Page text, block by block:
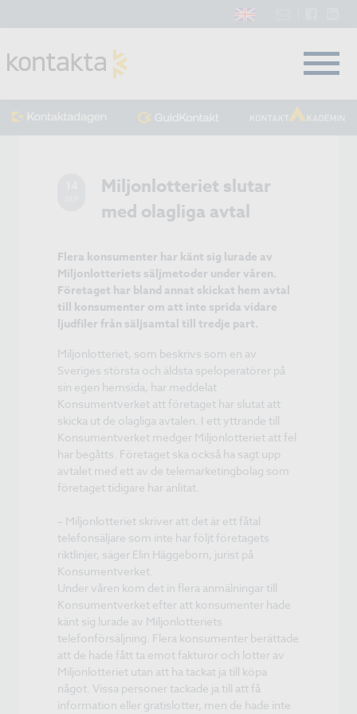
Miljonlotteriet slutar
med olagliga avtal
Flera konsumenter har känt sig lurade av
Miljonlotteriets säljmetoder under våren.
Företaget har bland annat skickat hem avtal
till konsumenter om att inte sprida vidare
ljudfiler från säljsamtal till tredje part.
Miljonlotteriet, som beskrivs som en av
Sveriges största och äldsta speloperatörer på
sin egen hemsida, har meddelat
Konsumentverket att företaget har slutat att
skicka ut de olagliga avtalen. I ett yttrande till
Konsumentverket medger Miljonlotteriet att fel
har begåtts. Företaget ska också ha sagt upp
avtalet med ett av de telemarketingbolag som
företaget tidigare har anlitat.
– Miljonlotteriet skriver att det är ett fåtal
telefonsäljare som inte har följt företagets
riktlinjer, säger Elin Häggeborn, jurist på
Konsumentverket.
Under våren kom det in flera anmälningar till
Konsumentverket efter att konsumenter hade
känt sig lurade av Miljonlotteriets
telefonförsäljning. Flera konsumenter berättade
att de hade fått ta emot fakturor och lotter av
Miljonlotteriet utan att ha tackat ja till köpa
något. Vissa personer tackade ja till att få
information eller gratislotter, men de hade inte